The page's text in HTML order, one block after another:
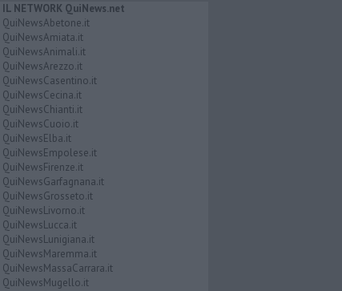
IL NETWORK QuiNews.net
QuiNewsAbetone.it
QuiNewsAmiata.it
QuiNewsAnimali.it
QuiNewsArezzo.it
QuiNewsCasentino.it
QuiNewsCecina.it
QuiNewsChianti.it
QuiNewsCuoio.it
QuiNewsElba.it
QuiNewsEmpolese.it
QuiNewsFirenze.it
QuiNewsGarfagnana.it
QuiNewsGrosseto.it
QuiNewsLivorno.it
QuiNewsLucca.it
QuiNewsLunigiana.it
QuiNewsMaremma.it
QuiNewsMassaCarrara.it
QuiNewsMugello.it